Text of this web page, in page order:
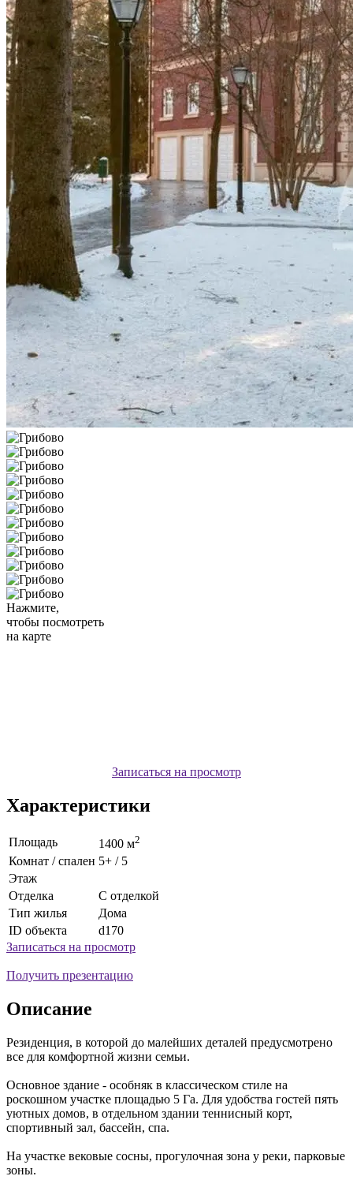
Нажмите,
чтобы посмотреть
на карте
Записаться на просмотр
Характеристики
Площадь 1400 м2
Комнат / спален 5+ / 5
Этаж
Отделка
С отделкой
Тип жилья
Дома
ID объекта
d170
Записаться на просмотр
Получить презентацию
Описание
Резиденция, в которой до малейших деталей предусмотрено
все для комфортной жизни семьи.
Основное здание - особняк в классическом стиле на
роскошном участке площадью 5 Га. Для удобства гостей пять
уютных домов, в отдельном здании теннисный корт,
спортивный зал, бассейн, спа.
На участке вековые сосны, прогулочная зона у реки, парковые
зоны.